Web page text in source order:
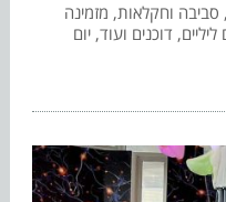
וחקלאות, מזמינה
דוכנים ועוד, יום